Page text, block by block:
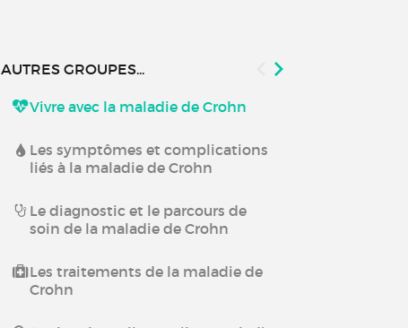
AUTRES GROUPES...
Vivre avec la maladie de Crohn
Les symptômes et complications
liés à la maladie de Crohn
Le diagnostic et le parcours de
soin de la maladie de Crohn
Les traitements de la maladie de
Crohn